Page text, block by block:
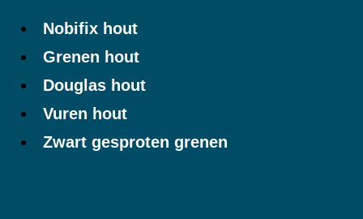
Nobifix hout
Grenen hout
Douglas hout
Vuren hout
Zwart gesproten grenen